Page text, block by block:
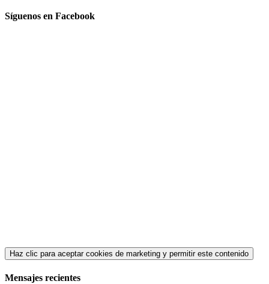
Síguenos en Facebook
Haz clic para aceptar cookies de marketing y permitir este contenido
Mensajes recientes